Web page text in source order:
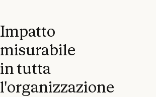
Impatto
misurabile
in tutta
l'organizzazione